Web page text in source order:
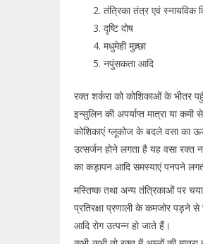
तंत्रिका तंत्र एवं स्नायविक
दृष्टि दोष
मधुमेही मुच्र्छा
नपुंसकता आदि
रक्त शर्करा को कोशिकाओं के भीतर
इन्सुलिन की अपर्याप्त मात्रा या कमी
कोशिकाएं ग्लूकोज के बदले वसा का
उत्सर्जन होने लगता है यह वसा रक्त
का कड़ापन आदि समस्याएं पनपने
मस्तिष्क तथा अन्य तंत्रिकाओं पर
प्रतिरक्षा प्रणाली के कमजोर पड़ने
आदि रोग उत्पन्न हो जाते हैं।